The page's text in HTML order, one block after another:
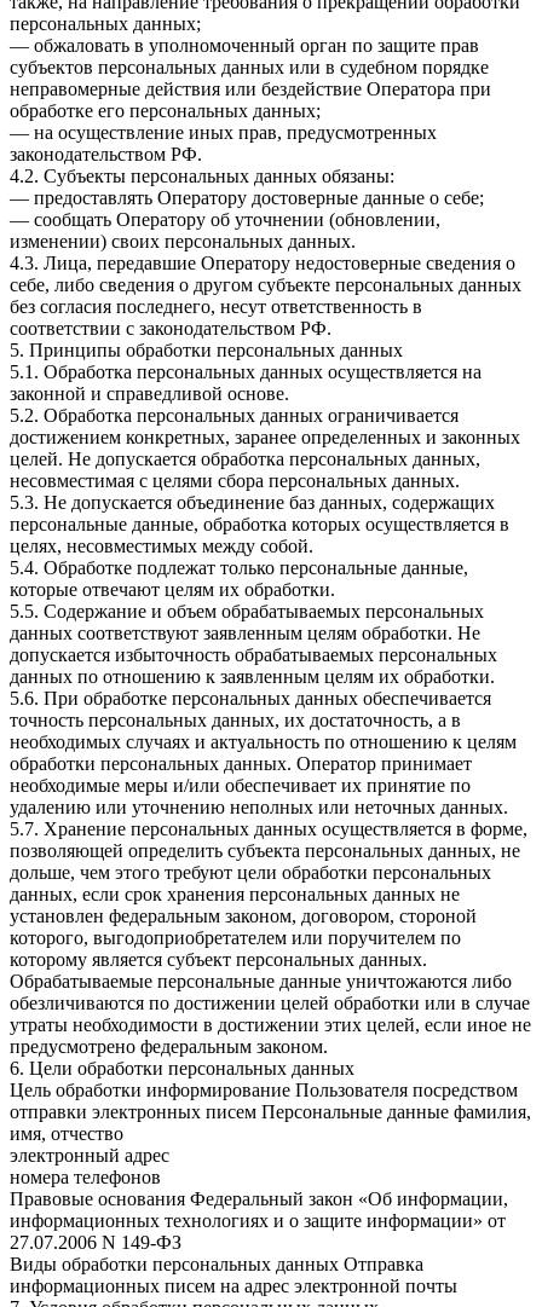
персональных данных;
— обжаловать в уполномоченный орган по защите прав
субъектов персональных данных или в судебном порядке
неправомерные действия или бездействие Оператора при
обработке его персональных данных;
— на осуществление иных прав, предусмотренных
законодательством РФ.
4.2. Субъекты персональных данных обязаны:
— предоставлять Оператору достоверные данные о себе;
— сообщать Оператору об уточнении (обновлении,
изменении) своих персональных данных.
4.3. Лица, передавшие Оператору недостоверные сведения о
себе, либо сведения о другом субъекте персональных данных
без согласия последнего, несут ответственность в
соответствии с законодательством РФ.
5. Принципы обработки персональных данных
5.1. Обработка персональных данных осуществляется на
законной и справедливой основе.
5.2. Обработка персональных данных ограничивается
достижением конкретных, заранее определенных и законных
целей. Не допускается обработка персональных данных,
несовместимая с целями сбора персональных данных.
5.3. Не допускается объединение баз данных, содержащих
персональные данные, обработка которых осуществляется в
целях, несовместимых между собой.
5.4. Обработке подлежат только персональные данные,
которые отвечают целям их обработки.
5.5. Содержание и объем обрабатываемых персональных
данных соответствуют заявленным целям обработки. Не
допускается избыточность обрабатываемых персональных
данных по отношению к заявленным целям их обработки.
5.6. При обработке персональных данных обеспечивается
точность персональных данных, их достаточность, а в
необходимых случаях и актуальность по отношению к целям
обработки персональных данных. Оператор принимает
необходимые меры и/или обеспечивает их принятие по
удалению или уточнению неполных или неточных данных.
5.7. Хранение персональных данных осуществляется в форме,
позволяющей определить субъекта персональных данных, не
дольше, чем этого требуют цели обработки персональных
данных, если срок хранения персональных данных не
установлен федеральным законом, договором, стороной
которого, выгодоприобретателем или поручителем по
которому является субъект персональных данных.
Обрабатываемые персональные данные уничтожаются либо
обезличиваются по достижении целей обработки или в случае
утраты необходимости в достижении этих целей, если иное не
предусмотрено федеральным законом.
6. Цели обработки персональных данных
Цель обработки информирование Пользователя посредством
отправки электронных писем Персональные данные фамилия,
имя, отчество
электронный адрес
номера телефонов
Правовые основания Федеральный закон «Об информации,
информационных технологиях и о защите информации» от
27.07.2006 N 149-ФЗ
Виды обработки персональных данных Отправка
информационных писем на адрес электронной почты